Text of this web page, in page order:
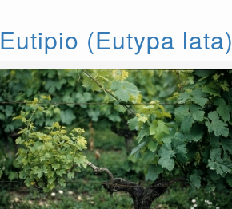
Eutipio (Eutypa lata)